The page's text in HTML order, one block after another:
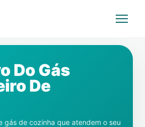
Do Gás
De
gás de cozinha que atendem o seu